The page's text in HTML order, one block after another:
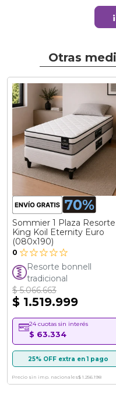
Otras
Sommier 1 Plaza Resorte
King Koil Eternity Euro
(080x190)
0
Resorte bonnell
tradicional
$ 5.066.663
$ 1.519.999
24 cuotas sin interés
$ 63.334
25% OFF extra en 1 pago
Precio sin imp. nacionales$ 1.256.198